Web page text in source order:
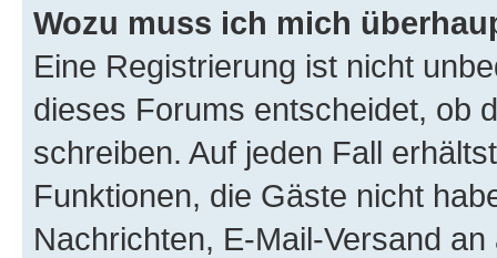
Wozu muss ich mich
Eine Registrierung ist nicht
dieses Forums entscheidet, ob
schreiben. Auf jeden Fall
Funktionen, die Gäste nicht
Nachrichten, E-Mail-Versand